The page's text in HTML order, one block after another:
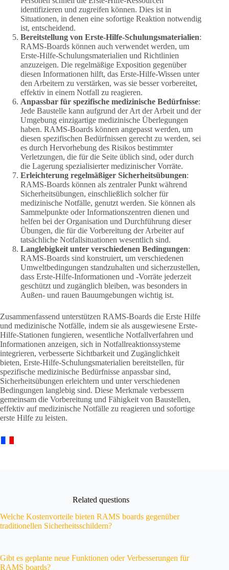
identifizieren und zugreifen können. Dies ist in
Situationen, in denen eine sofortige Reaktion notwendig
ist, entscheidend.
Bereitstellung von Erste-Hilfe-Schulungsmaterialien:
RAMS-Boards können auch verwendet werden, um
Erste-Hilfe-Schulungsmaterialien und Richtlinien
anzuzeigen. Die regelmäßige Exposition gegenüber
diesen Informationen hilft, das Erste-Hilfe-Wissen unter
den Arbeitern zu verstärken, was sie besser vorbereitet,
effektiv in einem Notfall zu reagieren.
Anpassbar für spezifische medizinische Bedürfnisse:
Jede Baustelle kann aufgrund der Art der Arbeit und der
Umgebung einzigartige medizinische Überlegungen
haben. RAMS-Boards können angepasst werden, um
diesen spezifischen Bedürfnissen gerecht zu werden, sei
es durch Hervorhebung des Risikos bestimmter
Verletzungen, die für die Seite üblich sind, oder durch
die Lagerung spezialisierter medizinischer Vorräte.
Erleichterung regelmäßiger Sicherheitsübungen:
RAMS-Boards können als zentraler Punkt während
Sicherheitsübungen, einschließlich solcher für
medizinische Notfälle, genutzt werden. Sie können als
Sammelpunkte oder Informationszentren dienen und
helfen bei der Organisation und Durchführung dieser
Übungen, die für die Vorbereitung der Arbeiter auf
tatsächliche Notfallsituationen wesentlich sind.
Langlebigkeit unter verschiedenen Bedingungen:
RAMS-Boards sind konstruiert, um verschiedenen
Umweltbedingungen standzuhalten und sicherzustellen,
dass Erste-Hilfe-Informationen und -Vorräte jederzeit
geschützt und zugänglich bleiben, was besonders in
Außen- und rauen Bauumgebungen wichtig ist.
Zusammenfassend unterstützen RAMS-Boards die Erste Hilfe
und medizinische Notfälle, indem sie als ausgewiesene Erste-
Hilfe-Stationen fungieren, wesentliche Notfallverfahren und
Informationen anzeigen, sich in Notfallreaktionssysteme
integrieren, verbesserte Sichtbarkeit und Zugänglichkeit
bieten, Erste-Hilfe-Schulungsmaterialien bereitstellen, für
spezifische medizinische Bedürfnisse anpassbar sind,
Sicherheitsübungen erleichtern und unter verschiedenen
Bedingungen langlebig sind. Diese Merkmale verbessern
gemeinsam die Vorbereitung und Fähigkeit von Baustellen,
effektiv auf medizinische Notfälle zu reagieren und sofortige
erste Hilfe zu leisten.
Related questions
Welche Kostenvorteile bieten RAMS boards gegenüber
traditionellen Sicherheitsschildern?
Gibt es geplante neue Funktionen oder Verbesserungen für
RAMS boards?